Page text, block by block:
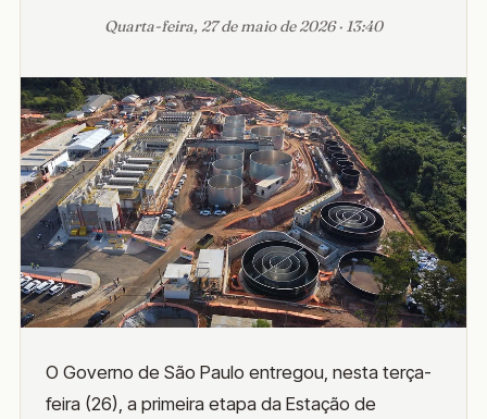
Quarta-feira, 27 de maio de 2026 · 13:40
O Governo de São Paulo entregou, nesta terça-
feira (26), a primeira etapa da Estação de